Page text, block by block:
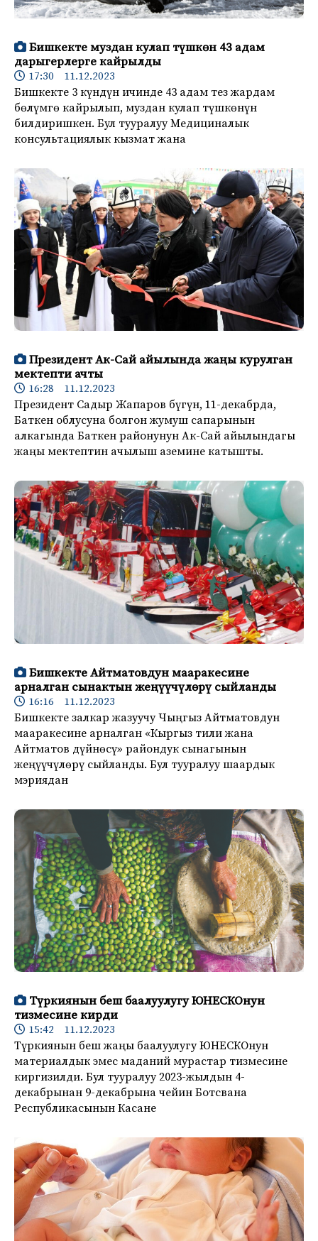
Бишкекте муздан кулап түшкөн 43 адам
дарыгерлерге кайрылды
17:30 11.12.2023
Бишкекте 3 күндүн ичинде 43 адам тез жардам
бөлүмгө кайрылып, муздан кулап түшкөнүн
билдиришкен. Бул тууралуу Медициналык
консультациялык кызмат жана
Президент Ак-Сай айылында жаңы курулган
мектепти ачты
16:28 11.12.2023
Президент Садыр Жапаров бүгүн, 11-декабрда,
Баткен облусуна болгон жумуш сапарынын
алкагында Баткен районунун Ак-Сай айылындагы
жаңы мектептин ачылыш аземине катышты.
Бишкекте Айтматовдун мааракесине
арналган сынактын жеңүүчүлөрү сыйланды
16:16 11.12.2023
Бишкекте залкар жазуучу Чыңгыз Айтматовдун
мааракесине арналган «Кыргыз тили жана
Айтматов дүйнөсү» райондук сынагынын
жеңүүчүлөрү сыйланды. Бул тууралуу шаардык
мэриядан
Түркиянын беш баалуулугу ЮНЕСКОнун
тизмесине кирди
15:42 11.12.2023
Түркиянын беш жаңы баалуулугу ЮНЕСКОнун
материалдык эмес маданий мурастар тизмесине
киргизилди. Бул тууралуу 2023-жылдын 4-
декабрынан 9-декабрына чейин Ботсвана
Республикасынын Касане